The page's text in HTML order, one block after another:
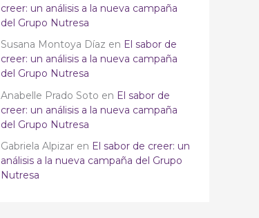
creer: un análisis a la nueva campaña
del Grupo Nutresa
Susana Montoya Díaz en El sabor de
creer: un análisis a la nueva campaña
del Grupo Nutresa
Anabelle Prado Soto en El sabor de
creer: un análisis a la nueva campaña
del Grupo Nutresa
Gabriela Alpizar en El sabor de creer: un
análisis a la nueva campaña del Grupo
Nutresa